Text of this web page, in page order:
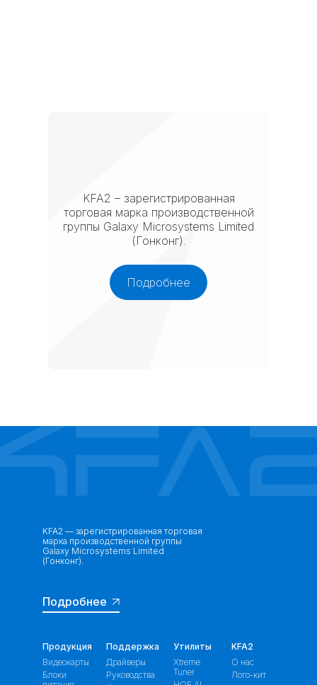
KFA2 – зарегистрированная
торговая марка производственной
группы Galaxy Microsystems Limited
(Гонконг).
Подробнее
KFA2 — зарегистрированная торговая
марка производственной группы
Galaxy Microsystems Limited
(Гонконг).
Подробнее
Продукция
Видеокарты
Блоки
Поддержка
Драйверы
Руководства
Утилиты
Xtreme
Tuner
KFA2
О нас
Лого-кит